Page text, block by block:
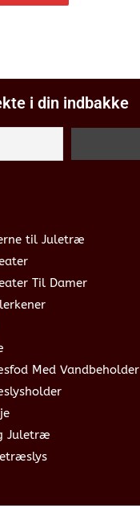
i din indbakke
til Juletræ
Til Damer
Med Vandbeholder
Juletræ